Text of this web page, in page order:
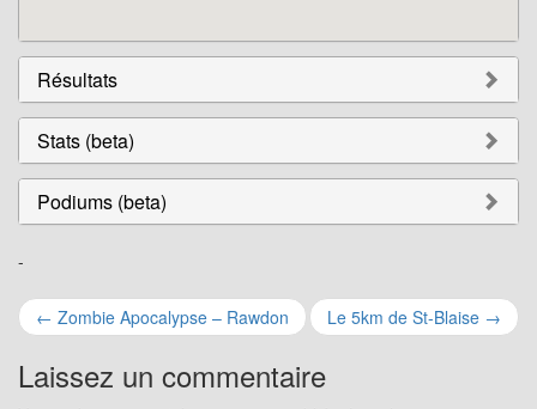
Résultats
Stats (beta)
Podiums (beta)
-
Navigation
pour
← Zombie Apocalypse – Rawdon Le 5km de St-Blaise →
Laissez un commentaire